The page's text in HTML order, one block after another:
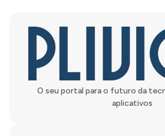
O seu portal para o futuro da
aplicativos